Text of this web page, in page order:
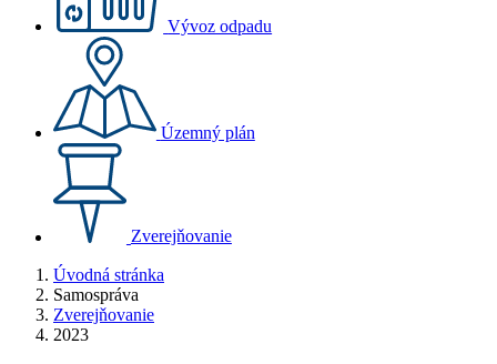
Vývoz odpadu
Územný plán
Zverejňovanie
Úvodná stránka
Samospráva
Zverejňovanie
2023